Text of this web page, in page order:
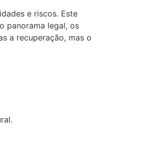
e riscos. Este
panorama legal, os
a recuperação, mas o